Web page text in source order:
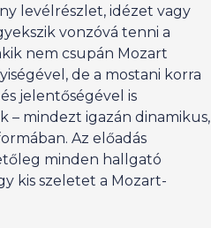
levélrészlet, idézet vagy
vonzóvá tenni a
nem csupán Mozart
de a mostani korra
jelentőségével is
– mindezt igazán dinamikus,
Az előadás
minden hallgató
kis szeletet a Mozart-